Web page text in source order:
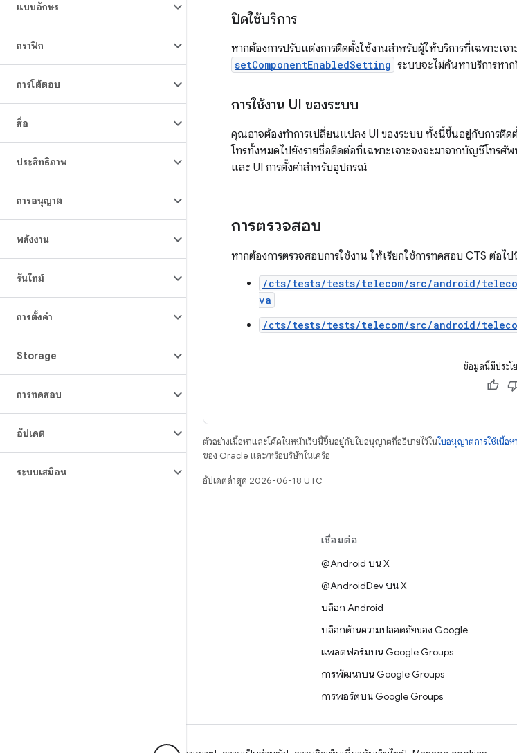
แบบอักษร
กราฟิก
การโต้ตอบ
สื่อ
ประสิทธิภาพ
การอนุญาต
พลังงาน
รันไทม์
การตั้งค่า
Storage
การทดสอบ
อัปเดต
ระบบเสมือน
ปิดใช้บริการ
หากต้องการปรับแต่งการติดตั้งใช้งานสำหรับผู้ให้บริการที่เฉพาะเจ
setComponentEnabledSetting ระบบจะไม่ค้นหาบริการหา
การใช้งาน UI ของระบบ
คุณอาจต้องทำการเปลี่ยนแปลง UI ของระบบ ทั้งนี้ขึ้นอยู่กับการติด
โทรทั้งหมดไปยังรายชื่อติดต่อที่เฉพาะเจาะจงจะมาจากบัญชีโทร
และ UI การตั้งค่าสำหรับอุปกรณ์
การตรวจสอบ
หากต้องการตรวจสอบการใช้งาน ให้เรียกใช้การทดสอบ CTS ต่อไป
/cts/tests/tests/telecom/src/android/
va
/cts/tests/tests/telecom/src/android/
ข้อมูลนี้มีประโ
ตัวอย่างเนื้อหาและโค้ดในหน้าเว็บนี้ขึ้นอยู่กับใบอนุญาตที่อธิบายไว้ในใบอนุญาตการใช้เนื้อหา
ของ Oracle และ/หรือบริษัทในเครือ
อัปเดตล่าสุด 2026-06-18 UTC
เชื่อมต่อ
@Android บน X
@AndroidDev บน X
บล็อก Android
บล็อกด้านความปลอดภัยของ Google
แพลตฟอร์มบน Google Groups
การพัฒนาบน Google Groups
การพอร์ตบน Google Groups